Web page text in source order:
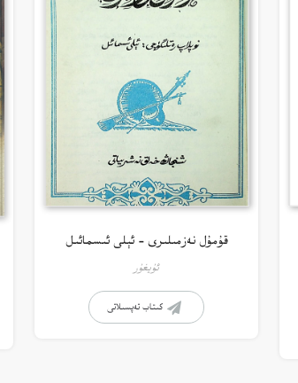
قۇمۇل نەزمىلىرى – ئېلى ئىسمائىل
ئۇيغۇر
كىتاب تەپسىلاتى